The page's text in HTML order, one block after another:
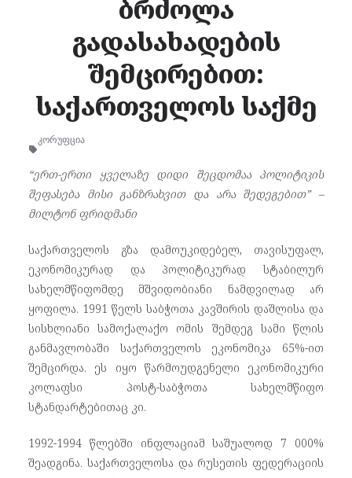
ბრძოლა
გადასახადების
შემცირებით:
საქართველოს საქმე
კორუფცია
“ერთ-ერთი ყველაზე დიდი შეცდომაა პოლიტიკის
შეფასება მისი განზრახვით და არა შედეგებით” –
მილტონ ფრიდმანი
საქართველოს გზა დამოუკიდებელ, თავისუფალ,
ეკონომიკურად და პოლიტიკურად სტაბილურ
სახელმწიფომდე მშვიდობიანი ნამდვილად არ
ყოფილა. 1991 წელს საბჭოთა კავშირის დაშლისა და
სისხლიანი სამოქალაქო ომის შემდეგ სამი წლის
განმავლობაში საქართველოს ეკონომიკა 65%-ით
შემცირდა. ეს იყო წარმოუდგენელი ეკონომიკური
კოლაფსი პოსტ-საბჭოთა სახელმწიფო
სტანდარტებითაც კი.
1992-1994 წლებში ინფლაციამ საშუალოდ 7 000%
შეადგინა. საქართველოსა და რუსეთის ფედერაციის